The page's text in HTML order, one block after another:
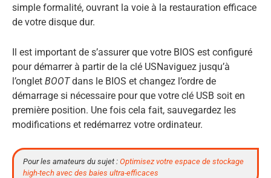
simple formalité, ouvrant la voie à la restauration efficace
de votre disque dur.
Il est important de s’assurer que votre BIOS est configuré
pour démarrer à partir de la clé USNaviguez jusqu’à
l’onglet BOOTdans le BIOS et changez l’ordre de
démarrage si nécessaire pour que votre clé USB soit en
première position. Une fois cela fait, sauvegardez les
modifications et redémarrez votre ordinateur.
Pour les amateurs du sujet : Optimisez votre espace de stockage
high-tech avec des baies ultra-efficaces